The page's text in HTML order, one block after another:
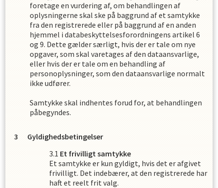
foretage en vurdering af, om behandlingen af
oplysningerne skal ske på baggrund af et samtykke
fra den registrerede eller på baggrund af en anden
hjemmel i databeskyttelsesforordningens artikel 6
og 9. Dette gælder særligt, hvis der er tale om nye
opgaver, som skal varetages af den dataansvarlige,
eller hvis der er tale om en behandling af
personoplysninger, som den dataansvarlige normalt
ikke udfører.
Samtykke skal indhentes forud for, at behandlingen
påbegyndes.
Gyldighedsbetingelser
Et frivilligt samtykke
Et samtykke er kun gyldigt, hvis det er afgivet
frivilligt. Det indebærer, at den registrerede har
haft et reelt frit valg.